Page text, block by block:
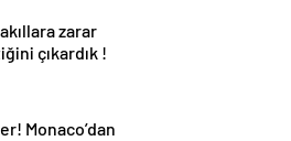
zarar
çıkardık !
Monaco’dan